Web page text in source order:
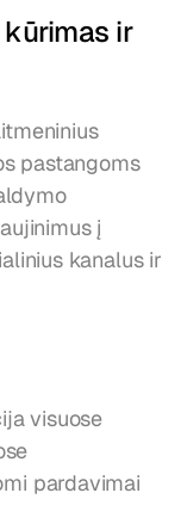
ir
pastangoms
į
kanalus ir
visuose
pardavimai